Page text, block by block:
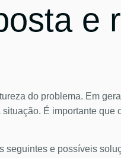
e
do problema. Em
É importante
e possíveis